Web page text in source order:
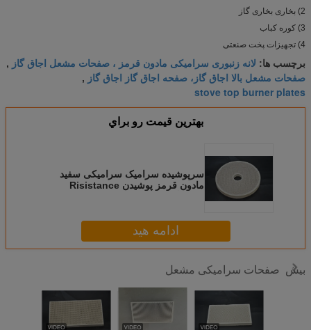
2) بخاری بخاری گاز
3) کوره کباب
4) تجهیزات پخت صنعتی
برچسب ها: لانه زنبوری سرامیکی مادون قرمز ، صفحات مشعل اجاق گاز ,
صفحات مشعل بالا اجاق گاز، صفحه اجاق گاز اجاق گاز ,
stove top burner plates
بهترين قيمت رو براي
سرپوشیده سرامیک سرامیکی سفید
مادون قرمز پوشیدن Risistance
ادامه هید
بیش صفحات سرامیکی مشعل